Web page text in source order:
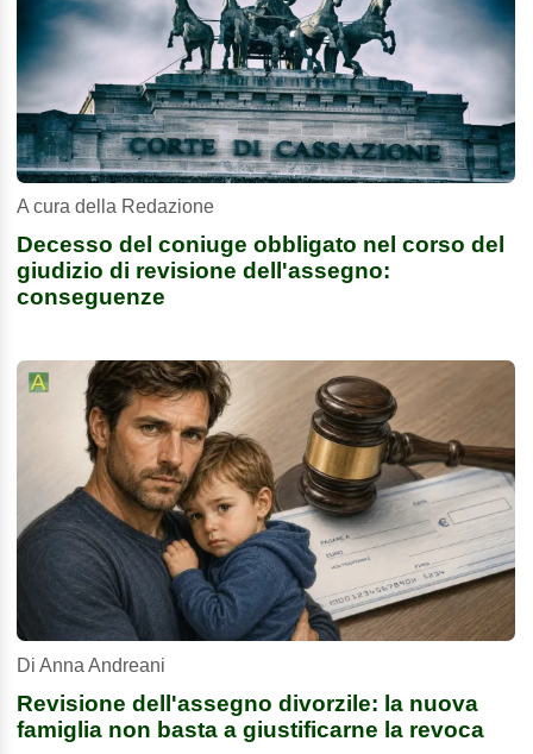
A cura della Redazione
Decesso del coniuge obbligato nel corso del
giudizio di revisione dell'assegno:
conseguenze
Di Anna Andreani
Revisione dell'assegno divorzile: la nuova
famiglia non basta a giustificarne la revoca